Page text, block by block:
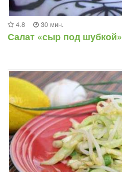
4.8 30 мин.
Салат «сыр под шубкой»